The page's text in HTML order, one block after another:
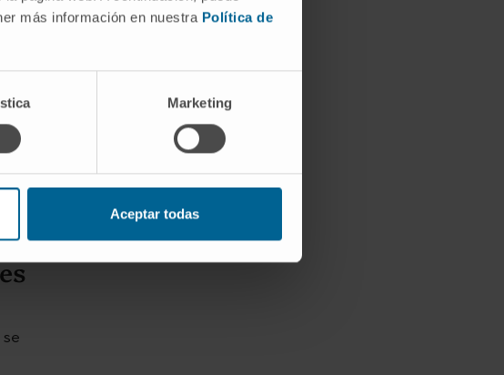
más información en nuestra Política de
Marketing
Aceptar todas
del